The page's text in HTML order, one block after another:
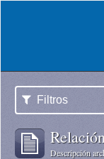
Filtros
Descripción